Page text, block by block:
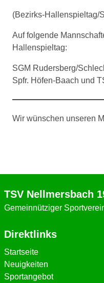
(Bezirks-Hallenspieltag/
Auf folgende
Hallenspieltag:
SGM Rudersberg/
Spfr. Höfen-Baach und
Wir wünschen unseren
TSV Nellmersbach
Gemeinnütziger
Direktlinks
Startseite
Neuigkeiten
Sportangebot